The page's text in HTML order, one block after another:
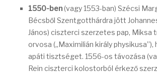
1550-ben(vagy 1553-ban) Szécsi
Bécsből Szentgotthárdra jött
János) ciszterci szerzetes pap, Miksa
orvosa („Maximilián király
apáti tisztséget. 1556-os távozása
Rein ciszterci kolostorból érkező